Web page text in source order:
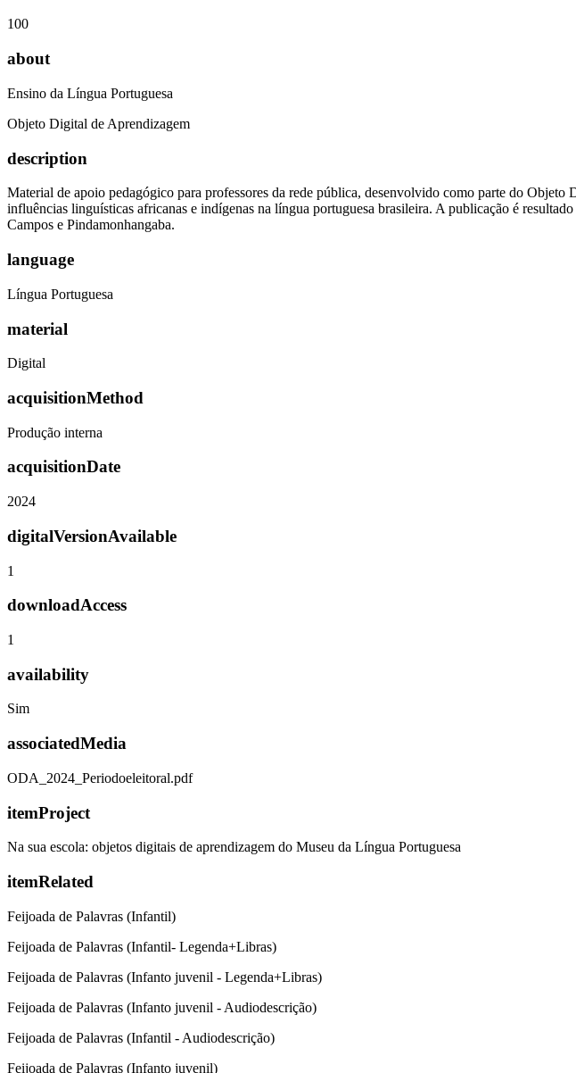
100
about
Ensino da Língua Portuguesa
Objeto Digital de Aprendizagem
description
Material de apoio pedagógico para professores da rede pública, desenvolvido como parte do
influências linguísticas africanas e indígenas na língua portuguesa brasileira. A publicação é
Campos e Pindamonhangaba.
language
Língua Portuguesa
material
Digital
acquisitionMethod
Produção interna
acquisitionDate
2024
digitalVersionAvailable
1
downloadAccess
1
availability
Sim
associatedMedia
ODA_2024_Periodoeleitoral.pdf
itemProject
Na sua escola: objetos digitais de aprendizagem do Museu da Língua Portuguesa
itemRelated
Feijoada de Palavras (Infantil)
Feijoada de Palavras (Infantil- Legenda+Libras)
Feijoada de Palavras (Infanto juvenil - Legenda+Libras)
Feijoada de Palavras (Infanto juvenil - Audiodescrição)
Feijoada de Palavras (Infantil - Audiodescrição)
Feijoada de Palavras (Infanto juvenil)